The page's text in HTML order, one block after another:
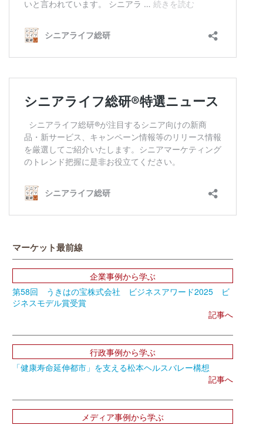
マーケット最前線
企業事例から学ぶ
第58回 うきはの宝株式会社 ビジネスアワード2025 ビ
ジネスモデル賞受賞
記事へ
行政事例から学ぶ
「健康寿命延伸都市」を支える松本ヘルスバレー構想
記事へ
メディア事例から学ぶ